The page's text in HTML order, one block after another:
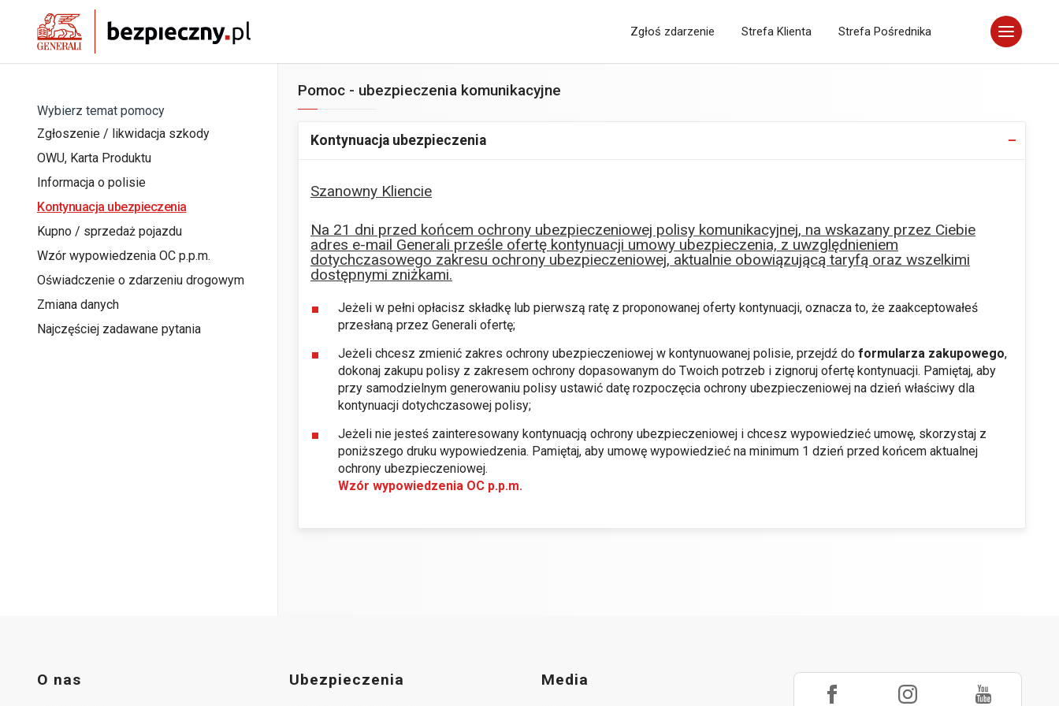
Zgłoś zdarzenie Strefa Klienta Strefa Pośrednika
Wybierz temat pomocy
Zgłoszenie / likwidacja szkody
OWU, Karta Produktu
Informacja o polisie
Kontynuacja ubezpieczenia
Kupno / sprzedaż pojazdu
Wzór wypowiedzenia OC p.p.m.
Oświadczenie o zdarzeniu drogowym
Zmiana danych
Najczęściej zadawane pytania
Pomoc - ubezpieczenia komunikacyjne
Kontynuacja ubezpieczenia
Szanowny Kliencie
Na 21 dni przed końcem ochrony ubezpieczeniowej polisy komunikacyjnej, na wskazany przez Ciebie
adres e-mail Generali prześle ofertę kontynuacji umowy ubezpieczenia, z uwzględnieniem
dotychczasowego zakresu ochrony ubezpieczeniowej, aktualnie obowiązującą taryfą oraz wszelkimi
dostępnymi zniżkami.
Jeżeli w pełni opłacisz składkę lub pierwszą ratę z proponowanej oferty kontynuacji, oznacza to, że zaakceptowałeś
przesłaną przez Generali ofertę;
Jeżeli chcesz zmienić zakres ochrony ubezpieczeniowej w kontynuowanej polisie, przejdź do formularza zakupowego,
dokonaj zakupu polisy z zakresem ochrony dopasowanym do Twoich potrzeb i zignoruj ofertę kontynuacji. Pamiętaj, aby
przy samodzielnym generowaniu polisy ustawić datę rozpoczęcia ochrony ubezpieczeniowej na dzień właściwy dla
kontynuacji dotychczasowej polisy;
Jeżeli nie jesteś zainteresowany kontynuacją ochrony ubezpieczeniowej i chcesz wypowiedzieć umowę, skorzystaj z
poniższego druku wypowiedzenia. Pamiętaj, aby umowę wypowiedzieć na minimum 1 dzień przed końcem aktualnej
ochrony ubezpieczeniowej.
Wzór wypowiedzenia OC p.p.m.
O nas Ubezpieczenia Media